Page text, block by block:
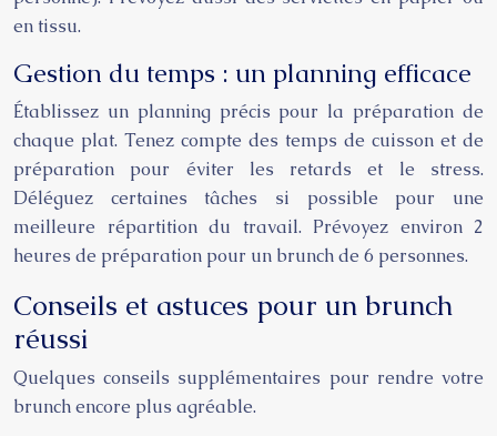
en tissu.
Gestion du temps : un planning efficace
Établissez un planning précis pour la préparation de
chaque plat. Tenez compte des temps de cuisson et de
préparation pour éviter les retards et le stress.
Déléguez certaines tâches si possible pour une
meilleure répartition du travail. Prévoyez environ 2
heures de préparation pour un brunch de 6 personnes.
Conseils et astuces pour un brunch
réussi
Quelques conseils supplémentaires pour rendre votre
brunch encore plus agréable.